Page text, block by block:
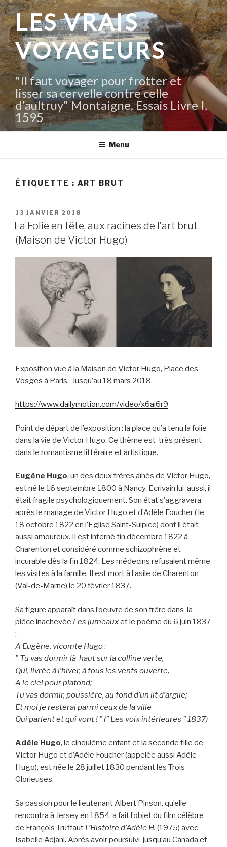
Aller
au
contenu
principal
LES VRAIS
VOYAGEURS
"Il faut voyager pour frotter et
lisser sa cervelle contre celle
d'aultruy" Montaigne, Essais Livre I,
1595
Menu
ÉTIQUETTE : ART BRUT
PUBLIÉ
LE
13 JANVIER 2018
La Folie en tête, aux racines de l’art brut
(Maison de Victor Hugo)
Exposition vue à la Maison de Victor Hugo, Place des
Vosges à Paris. Jusqu’au 18 mars 2018.
https://www.dailymotion.com/video/x6ai6r9
Point de départ de l’exposition : la place qu’a tenu la folie
dans la vie de Victor Hugo. Ce thème est très présent
dans le romantisme littéraire et artistique.
Eugène Hugo, un des deux frères aînés de Victor Hugo,
est né le 16 septembre 1800 à Nancy. Ecrivain lui-aussi, il
était fragile psychologiquement. Son état s’aggravera
après le mariage de Victor Hugo et d’Adèle Foucher ( le
18 octobre 1822 en l’Eglise Saint-Sulpice) dont il était
aussi amoureux. Il est interné fin décembre 1822 à
Charenton et considéré comme schizophrène et
incurable dès la fin 1824. Les médecins refusaient même
les visites à la famille. Il est mort à l’asile de Charenton
(Val-de-Marne) le 20 février 1837.
Sa figure apparaît dans l’oeuvre de son frère dans la
pièce inachevée Les jumeauxet le poème du 6 juin 1837
:
A Eugène, vicomte Hugo:
” Tu vas dormir là-haut sur la colline verte,
Qui, livrée à l’hiver, à tous les vents ouverte,
A le ciel pour plafond;
Tu vas dormir, poussière, au fond d’un lit d’argile;
Et moi je resterai parmi ceux de la ville
Qui parlent et qui vont ! ” (” Les voix intérieures ” 1837)
Adèle Hugo, le cinquième enfant et la seconde fille de
Victor Hugo et d’Adèle Foucher (appelée aussi Adèle
Hugo), est née le 28 juillet 1830 pendant les Trois
Glorieuses.
Sa passion pour le lieutenant Albert Pinson, qu’elle
rencontra à Jersey en 1854, a fait l’objet du film célèbre
de François Truffaut L’Histoire d’Adèle H. (1975) avec
Isabelle Adjani. Après avoir poursuivi jusqu’au Canada et